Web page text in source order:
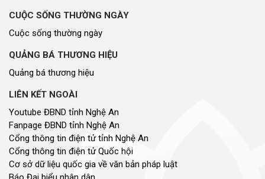
CUỘC SỐNG THƯỜNG NGÀY
Cuộc sống thường ngày
QUẢNG BÁ THƯƠNG HIỆU
Quảng bá thương hiệu
LIÊN KẾT NGOÀI
Youtube ĐBND tỉnh Nghệ An
Fanpage ĐBND tỉnh Nghệ An
Cổng thông tin điện tử tỉnh Nghệ An
Cổng thông tin điện tử Quốc hội
Cơ sở dữ liệu quốc gia về văn bản pháp luật